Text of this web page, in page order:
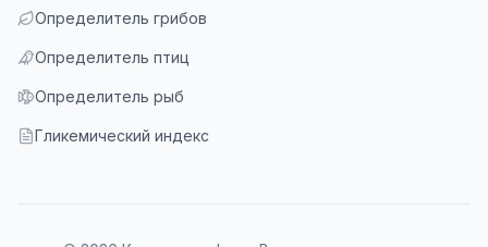
Определитель грибов
Определитель птиц
Определитель рыб
Гликемический индекс